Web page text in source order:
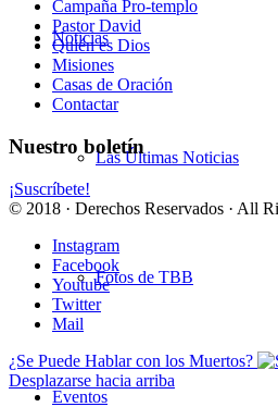
Noticias
Las Últimas Noticias
Fotos de TBB
Eventos
Campaña Pro-templo
Pastor David
Quién es Dios
Misiones
Casas de Oración
Contactar
Nuestro boletín
¡Suscríbete!
© 2018 · Derechos Reservados · All
Instagram
Facebook
Youtube
Twitter
Mail
¿Se Puede Hablar con los Muertos?
Desplazarse hacia arriba